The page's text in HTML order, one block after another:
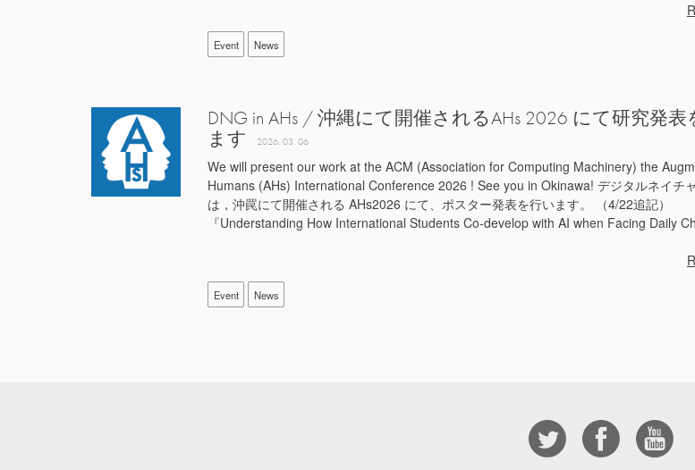
Event News
DNG in AHs / 沖縄にて開催されるAHs 2026 にて研究発表
ます
2026. 03. 06
We will present our work at the ACM (Association for Computing Machinery) the
Humans (AHs) International Conference 2026 ! See you in Okinawa! デジタルネイチ
は，沖罠にて開催される AHs2026 にて、ポスター発表を行います。 （4/22追記）
『Understanding How International Students Co-develop with AI when Facing Daily
Event News